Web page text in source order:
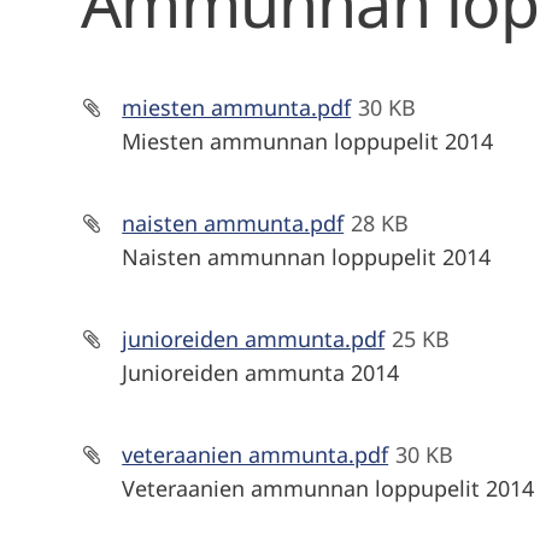
miesten ammunta.pdf 30 KB
Miesten ammunnan loppupelit 2014
naisten ammunta.pdf 28 KB
Naisten ammunnan loppupelit 2014
junioreiden ammunta.pdf 25 KB
Junioreiden ammunta 2014
veteraanien ammunta.pdf 30 KB
Veteraanien ammunnan loppupelit 2014